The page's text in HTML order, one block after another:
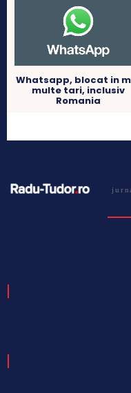
Whatsapp, blocat in
multe tari, inclusiv
Romania